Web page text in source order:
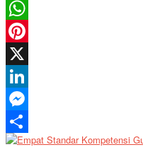
Email
WhatsApp
Pinterest
X
LinkedIn
Messenger
Share